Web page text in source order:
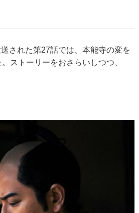
された第27話では、本能寺の変を
ストーリーをおさらいしつつ、